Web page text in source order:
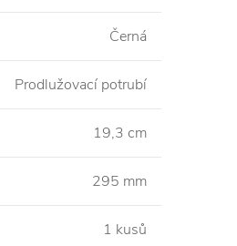
Černá
Prodlužovací potrubí
19,3 cm
295 mm
1 kusů